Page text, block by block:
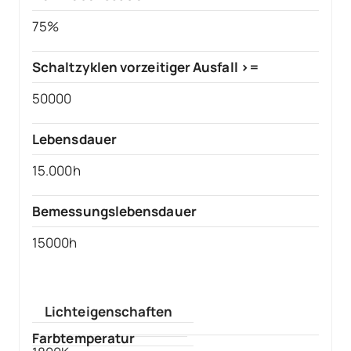
75%
Schaltzyklen vorzeitiger Ausfall >=
50000
Lebensdauer
15.000h
Bemessungslebensdauer
15000h
Lichteigenschaften
Farbtemperatur